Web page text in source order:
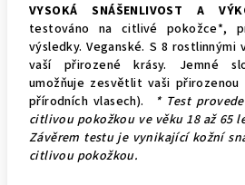
VYSOKÁ SNÁŠENLIVOST A
testováno na citlivé pokožce*,
výsledky. Veganské. S 8
vaší přirozené krásy. Jemné
umožňuje zesvětlit vaši
přírodních vlasech).
* Test
citlivou pokožkou ve věku 18 až 65
Závěrem testu je vynikající kožní
citlivou pokožkou.